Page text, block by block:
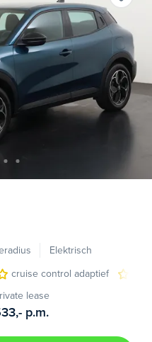
Elektrisch
cruise control adaptief
lease
p.m.